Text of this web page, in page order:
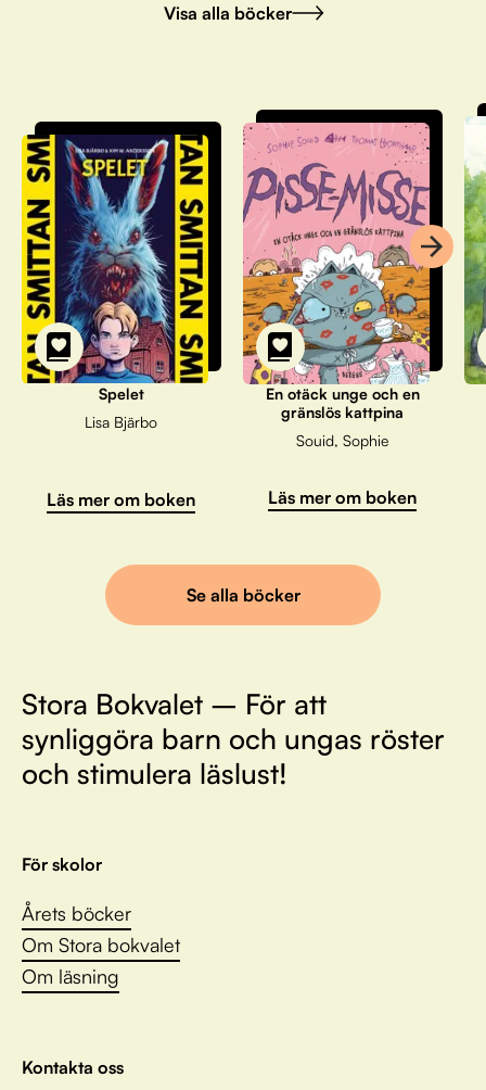
Visa alla böcker
Spelet
Lisa Bjärbo
Läs mer om boken
En otäck unge och en
gränslös kattpina
Souid, Sophie
Läs mer om boken
Se alla böcker
Stora Bokvalet – För att
synliggöra barn och ungas röster
och stimulera läslust!
För skolor
Årets böcker
Om Stora bokvalet
Om läsning
Kontakta oss